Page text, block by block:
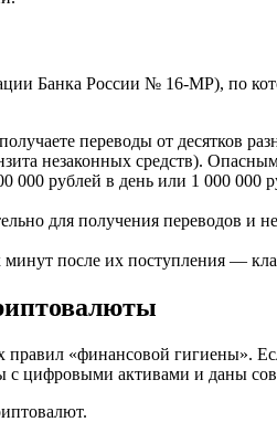
Банка России № 16-МР), по
переводы от десятков
незаконных средств).
рублей в день или 1 000 000
для получения переводов и
минут после их поступления —
«финансовой гигиены».
с цифровыми активами и даны